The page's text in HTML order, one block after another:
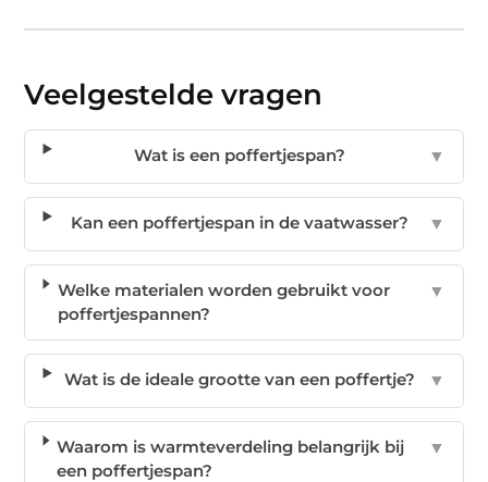
Veelgestelde vragen
Wat is een poffertjespan? ▼
Kan een poffertjespan in de vaatwasser? ▼
Welke materialen worden gebruikt voor
poffertjespannen?
▼
Wat is de ideale grootte van een poffertje? ▼
Waarom is warmteverdeling belangrijk bij
een poffertjespan?
▼